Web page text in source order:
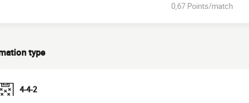
0,67 Points/match
type
4-4-2